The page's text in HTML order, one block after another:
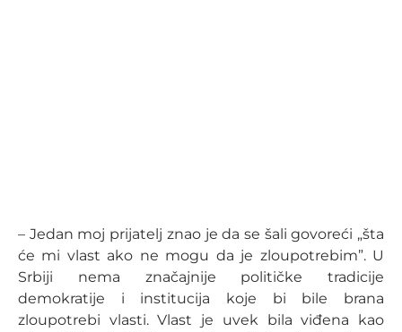
– Jedan moj prijatelj znao je da se šali govoreći „šta
će mi vlast ako ne mogu da je zloupotrebim”. U
Srbiji nema značajnije političke tradicije
demokratije i institucija koje bi bile brana
zloupotrebi vlasti. Vlast je uvek bila viđena kao